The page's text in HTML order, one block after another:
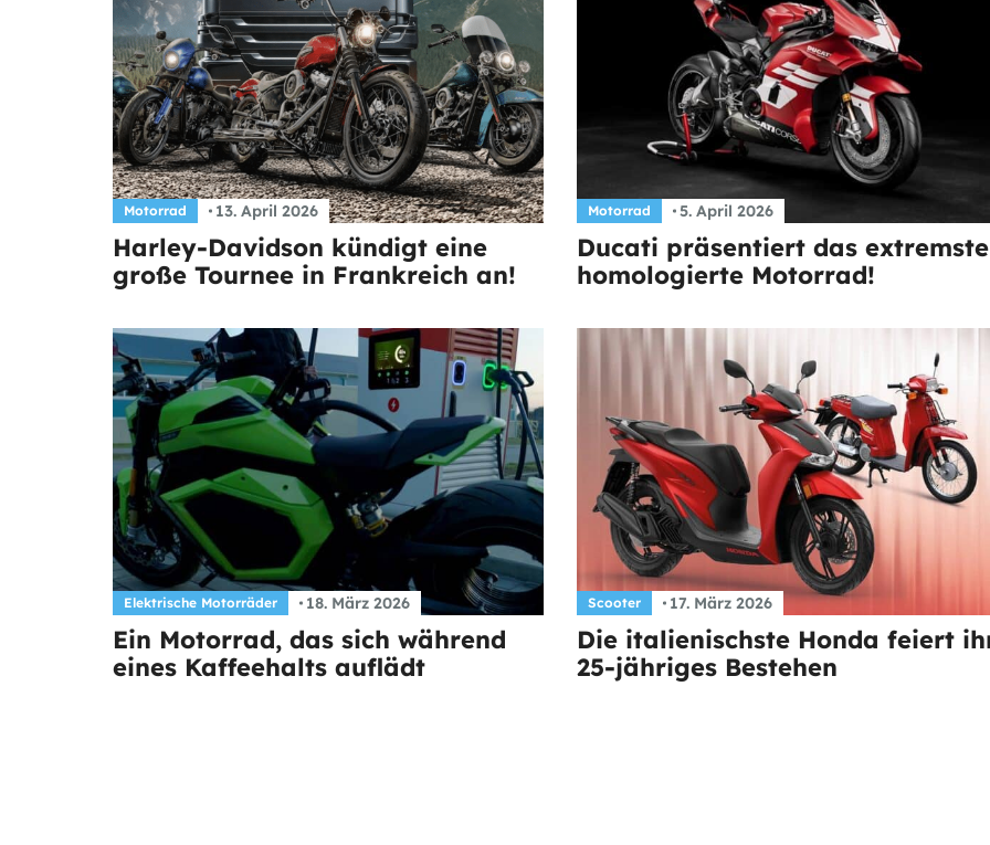
Motorrad 13. April 2026
Harley-Davidson kündigt eine
große Tournee in Frankreich an!
Motorrad 5. April 2026
Ducati präsentiert das extremste
homologierte Motorrad!
Elektrische Motorräder 18. März 2026
Ein Motorrad, das sich während
eines Kaffeehalts auflädt
Scooter 17. März 2026
Die italienischste Honda feiert
25-jähriges Bestehen